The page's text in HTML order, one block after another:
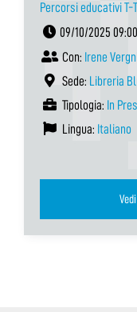
Percorsi educativi T-
09/10/2025 09:00
Con: Irene
Sede: Libreria
Tipologia: In
Lingua: Italiano